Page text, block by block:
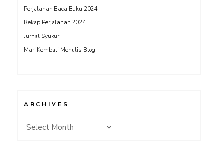
Perjalanan Baca Buku 2024
Rekap Perjalanan 2024
Jurnal Syukur
Mari Kembali Menulis Blog
ARCHIVES
Archives